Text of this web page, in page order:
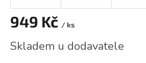
949 Kč / ks
cena:
Skladem u dodavatele